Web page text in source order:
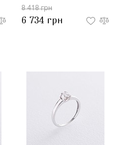
8 418 грн
6 734 грн